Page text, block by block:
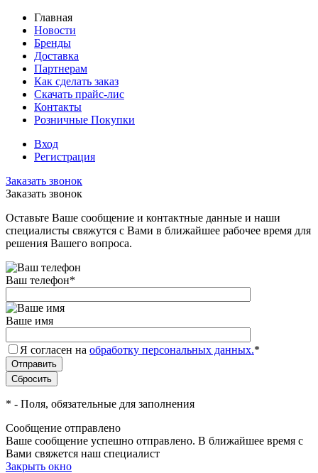
Главная
Новости
Бренды
Доставка
Партнерам
Как сделать заказ
Скачать прайс-лис
Контакты
Розничные Покупки
Вход
Регистрация
Заказать звонок
Заказать звонок
Оставьте Ваше сообщение и контактные данные и наши
специалисты свяжутся с Вами в ближайшее рабочее время для
решения Вашего вопроса.
Ваш телефон*
Ваше имя
Я согласен на обработку персональных данных.*
* - Поля, обязательные для заполнения
Сообщение отправлено
Ваше сообщение успешно отправлено. В ближайшее время с
Вами свяжется наш специалист
Закрыть окно